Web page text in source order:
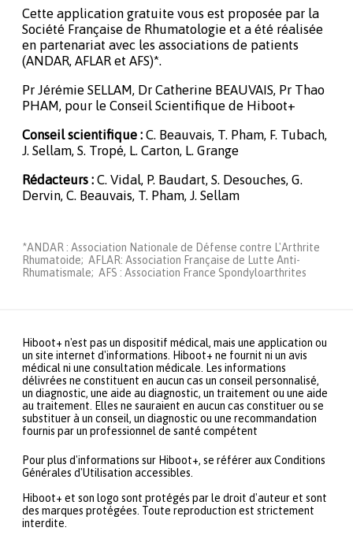
Cette application gratuite vous est proposée par la
Société Française de Rhumatologie et a été réalisée
en partenariat avec les associations de patients
(ANDAR, AFLAR et AFS)*.
Pr Jérémie SELLAM, Dr Catherine BEAUVAIS, Pr Thao
PHAM, pour le Conseil Scientifique de Hiboot+
Conseil scientifique : C. Beauvais, T. Pham, F. Tubach,
J. Sellam, S. Tropé, L. Carton, L. Grange
Rédacteurs : C. Vidal, P. Baudart, S. Desouches, G.
Dervin, C. Beauvais, T. Pham, J. Sellam
*ANDAR : Association Nationale de Défense contre L'Arthrite
Rhumatoide; AFLAR: Association Française de Lutte Anti-
Rhumatismale; AFS : Association France Spondyloarthrites
Hiboot+ n'est pas un dispositif médical, mais une application ou
un site internet d'informations. Hiboot+ ne fournit ni un avis
médical ni une consultation médicale. Les informations
délivrées ne constituent en aucun cas un conseil personnalisé,
un diagnostic, une aide au diagnostic, un traitement ou une aide
au traitement. Elles ne sauraient en aucun cas constituer ou se
substituer à un conseil, un diagnostic ou une recommandation
fournis par un professionnel de santé compétent
Pour plus d'informations sur Hiboot+, se référer aux Conditions
Générales d'Utilisation accessibles.
Hiboot+ et son logo sont protégés par le droit d'auteur et sont
des marques protégées. Toute reproduction est strictement
interdite.